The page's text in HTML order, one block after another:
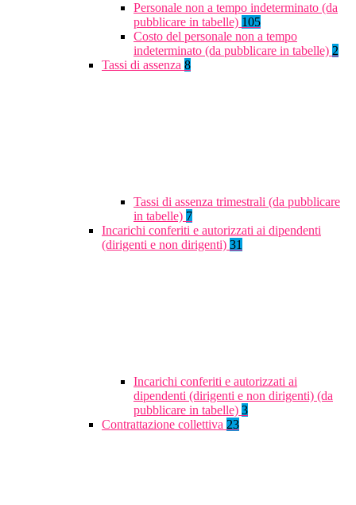
Personale non a tempo indeterminato (da
pubblicare in tabelle) 105
Costo del personale non a tempo
indeterminato (da pubblicare in tabelle) 2
Tassi di assenza 8
Tassi di assenza trimestrali (da pubblicare
in tabelle) 7
Incarichi conferiti e autorizzati ai dipendenti
(dirigenti e non dirigenti) 31
Incarichi conferiti e autorizzati ai
dipendenti (dirigenti e non dirigenti) (da
pubblicare in tabelle) 3
Contrattazione collettiva 23